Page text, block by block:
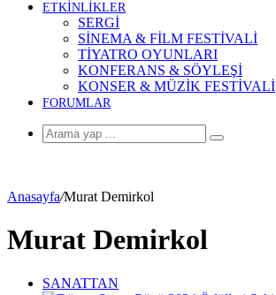
ETKİNLİKLER
SERGİ
SİNEMA & FİLM FESTİVALİ
TİYATRO OYUNLARI
KONFERANS & SÖYLEŞİ
KONSER & MÜZİK FESTİVALİ
FORUMLAR
Arama
Anasayfa/Murat Demirkol
Murat Demirkol
SANATTAN